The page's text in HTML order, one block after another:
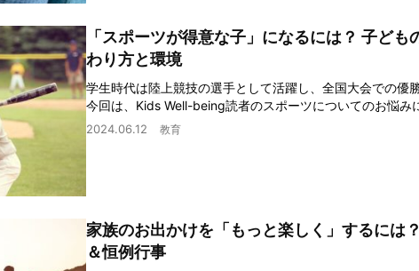
「スポーツが得意な子」になるには？ 子ども
わり方と環境
学生時代は陸上競技の選手として活躍し、全国大会での優
今回は、Kids Well-being読者のスポーツについてのお悩み
2024.06.12 教育
家族のお出かけを「もっと楽しく」するには
＆恒例行事